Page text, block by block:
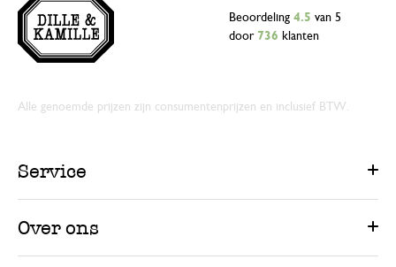
Beoordeling 4.5 van 5
door 736 klanten
Alle genoemde prijzen zijn consumentenprijzen en inclusief BTW.
Service
Over ons